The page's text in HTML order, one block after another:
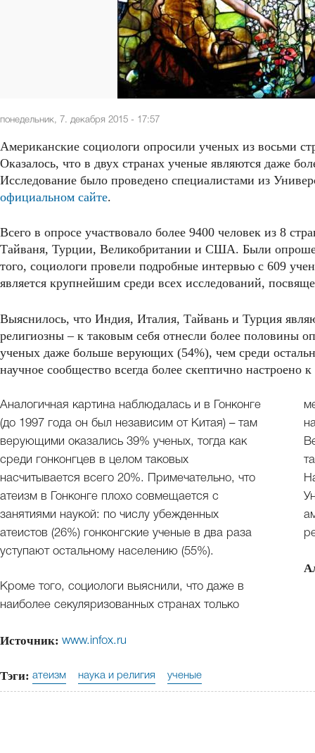
понедельник, 7. декабря 2015 - 17:57
Американские социологи опросили ученых из восьми
Оказалось, что в двух странах ученые являются даже
Исследование было проведено специалистами из
официальном сайте.
Всего в опросе участвовало более 9400 человек из 8
Тайваня, Турции, Великобритании и США. Были
того, социологи провели подробные интервью с 609
является крупнейшим среди всех исследований,
Выяснилось, что Индия, Италия, Тайвань и Турция
религиозны – к таковым себя отнесли более половины
ученых даже больше верующих (54%), чем среди
научное сообщество всегда более скептично
Аналогичная картина наблюдалась и в Гонконге
(до 1997 года он был независим от Китая) – там
верующими оказались 39% ученых, тогда как
среди гонконгцев в целом таковых
насчитывается всего 20%. Примечательно, что
атеизм в Гонконге плохо совмещается с
занятиями наукой: по числу убежденных
атеистов (26%) гонконгские ученые в два раза
уступают остальному населению (55%).
Кроме того, социологи выяснили, что даже в
наиболее секуляризованных странах только
Источник: www.infox.ru
Тэги: атеизм наука и религия ученые